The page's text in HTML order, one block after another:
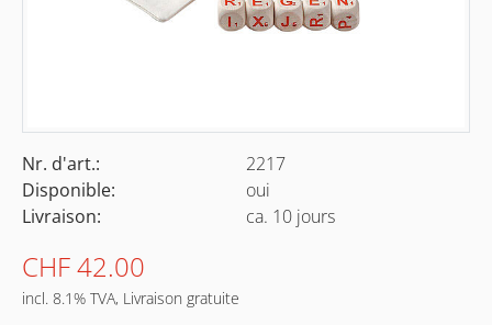
Nr. d'art.:
2217
Disponible:
oui
Livraison:
ca. 10 jours
CHF 42.00
incl. 8.1% TVA, Livraison gratuite